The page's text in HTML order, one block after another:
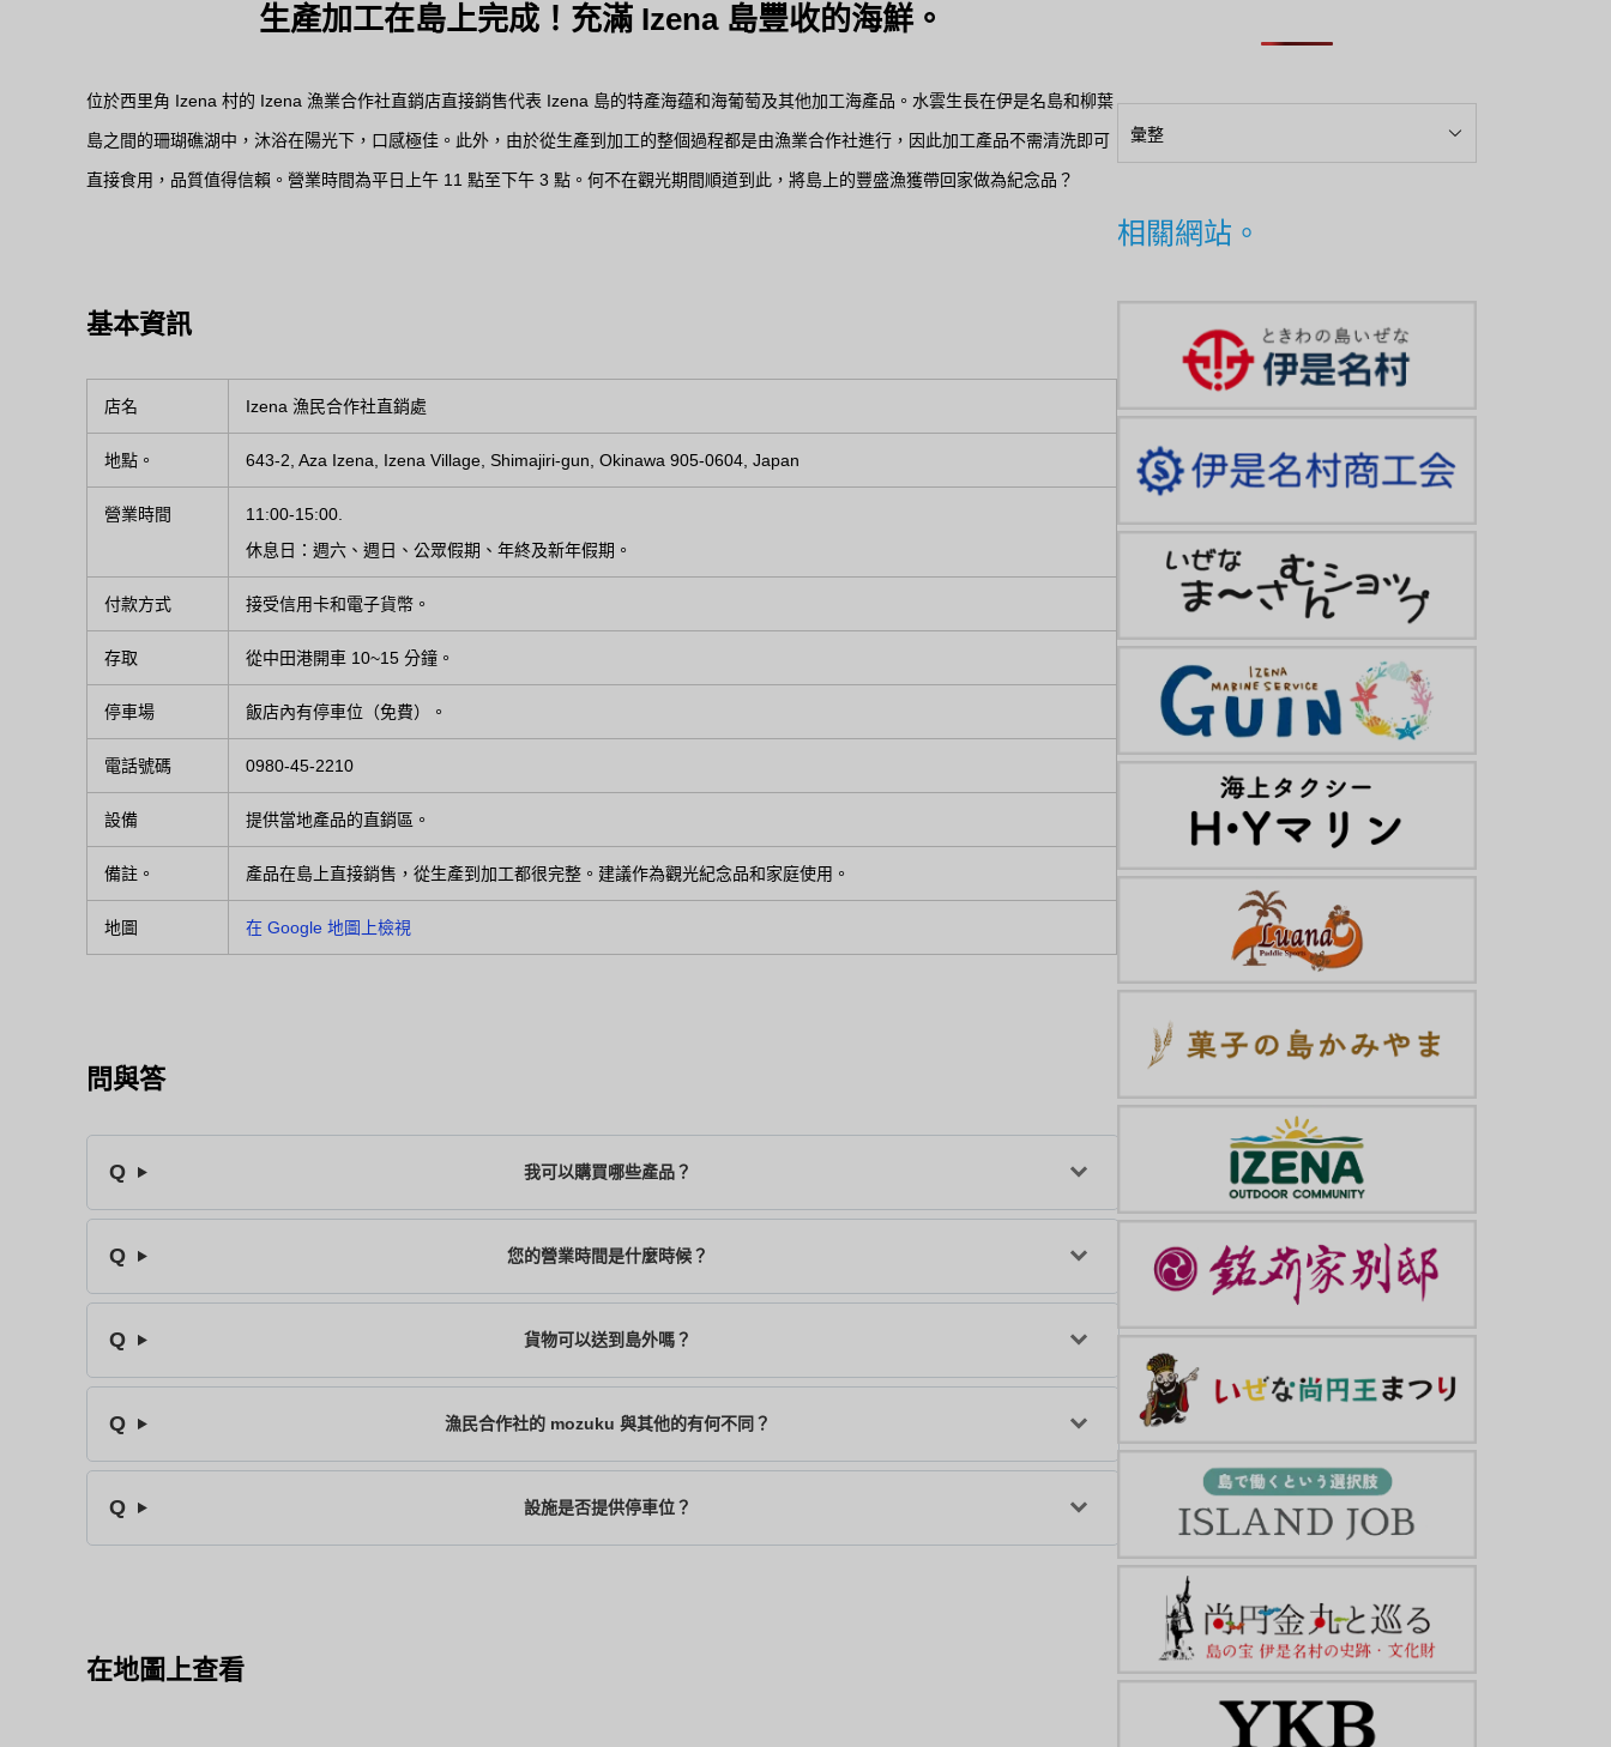
生產加工在島上完成！充滿 Izena 島豐收的海鮮。
位於西里角 Izena 村的 Izena 漁業合作社直銷店直接銷售代表 Izena 島的特產海蕴和海葡萄及其他加工海產品。水雲生長在伊是名島和柳葉
島之間的珊瑚礁湖中，沐浴在陽光下，口感極佳。此外，由於從生產到加工的整個過程都是由漁業合作社進行，因此加工產品不需清洗即可
直接食用，品質值得信賴。營業時間為平日上午 11 點至下午 3 點。何不在觀光期間順道到此，將島上的豐盛漁獲帶回家做為紀念品？
基本資訊
店名 Izena 漁民合作社直銷處
地點。 643-2, Aza Izena, Izena Village, Shimajiri-gun, Okinawa 905-0604, Japan
營業時間
11:00-15:00.
休息日：週六、週日、公眾假期、年終及新年假期。
付款方式 接受信用卡和電子貨幣。
存取 從中田港開車 10~15 分鐘。
停車場 飯店內有停車位（免費）。
電話號碼 0980-45-2210
設備 提供當地產品的直銷區。
備註。 產品在島上直接銷售，從生產到加工都很完整。建議作為觀光紀念品和家庭使用。
地圖 在 Google 地圖上檢視
問與答
我可以購買哪些產品？
您的營業時間是什麼時候？
貨物可以送到島外嗎？
漁民合作社的 mozuku 與其他的有何不同？
設施是否提供停車位？
在地圖上查看
相關網站。